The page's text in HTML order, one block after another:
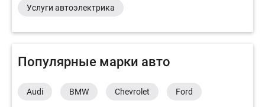
Услуги автоэлектрика
Популярные марки авто
Audi BMW Chevrolet Ford